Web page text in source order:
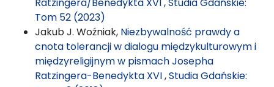
Tom 52 (2023)
Jakub J. Woźniak, Niezbywalność prawdy a
cnota tolerancji w dialogu międzykulturowym i
międzyreligijnym w pismach Josepha
Ratzingera-Benedykta XVI,Studia Gdańskie: